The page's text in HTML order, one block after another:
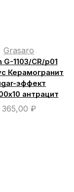
Grasaro
G-1103/СR/р01
Керамогранит
эффект
антрацит
365,00 ₽